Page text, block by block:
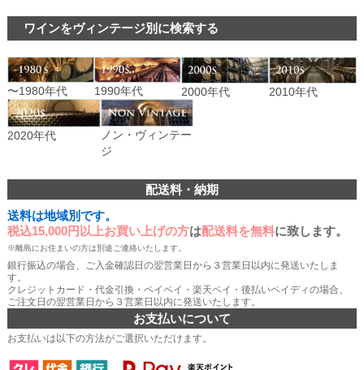
ワインをヴィンテージ別に検索する
〜1980年代 1990年代 2000年代 2010年代
2020年代
ノン・ヴィンテー
ジ
配送料・納期
送料は地域別です。
税込15,000円以上お買い上げの方は配送料を無料に致します。
※離島にお住まいの方は別途ご連絡いたします。
銀行振込の場合、ご入金確認日の翌営業日から３営業日以内に発送いたしま
す。
クレジットカード・代金引換・ペイペイ・楽天ペイ・後払いペイディの場合、
ご注文日の翌営業日から３営業日以内に発送いたします。
お支払いについて
お支払いは以下の方法がご選択いただけます。